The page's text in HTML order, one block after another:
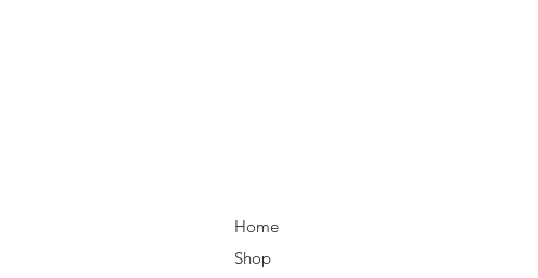
Home
Shop